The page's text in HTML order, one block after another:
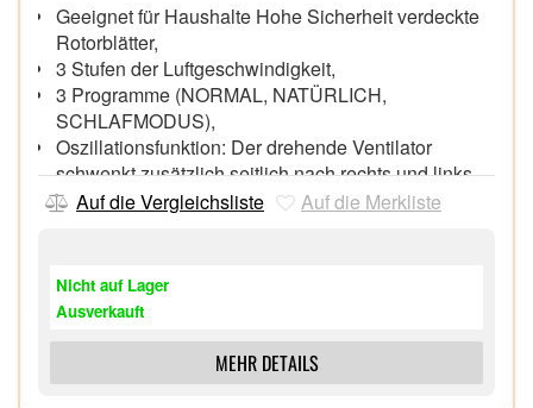
Geeignet für Haushalte Hohe Sicherheit verdeckte
Rotorblätter,
3 Stufen der Luftgeschwindigkeit,
3 Programme (NORMAL, NATÜRLICH,
SCHLAFMODUS),
Oszillationsfunktion: Der drehende Ventilator
schwenkt zusätzlich seitlich nach rechts und links
Timer 1-7 Stunden,
Auf die Vergleichsliste Auf die Merkliste
Nicht auf Lager
Ausverkauft
MEHR DETAILS